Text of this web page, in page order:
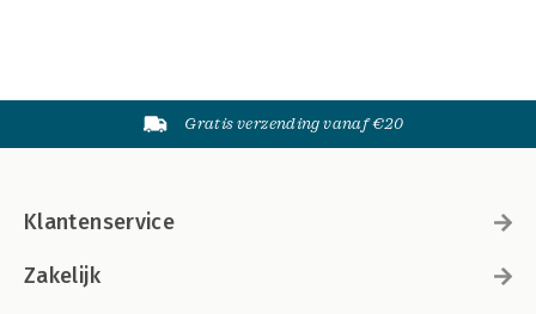
Gratis verzending vanaf €20
Klantenservice
Zakelijk